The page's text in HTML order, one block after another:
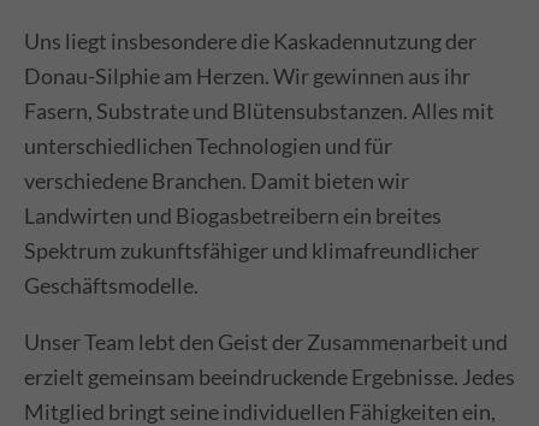
376-293 City Road, Suite 600
San Francisco, CA 94102
+44 1234 567 890
info@yourdomain.com
Uns liegt insbesondere die Kaskadennutzung der
Donau-Silphie am Herzen. Wir gewinnen aus ihr
Fasern, Substrate und Blütensubstanzen. Alles mit
unterschiedlichen Technologien und für
verschiedene Branchen. Damit bieten wir
Landwirten und Biogasbetreibern ein breites
Spektrum zukunftsfähiger und klimafreundlicher
Geschäftsmodelle.
Unser Team lebt den Geist der Zusammenarbeit und
erzielt gemeinsam beeindruckende Ergebnisse. Jedes
Mitglied bringt seine individuellen Fähigkeiten ein,